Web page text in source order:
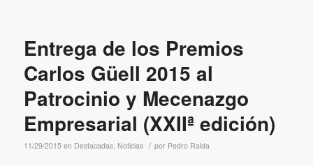
Entrega de los Premios
Carlos Güell 2015 al
Patrocinio y Mecenazgo
Empresarial (XXIIª edición)
11/29/2015 en Destacadas, Noticias / por Pedro Ralda